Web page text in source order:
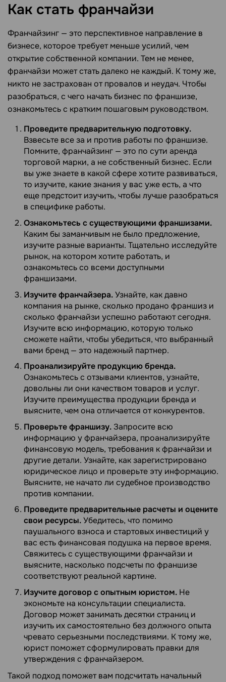
Как стать франчайзи
Франчайзинг — это перспективное направление в
бизнесе, которое требует меньше усилий, чем
открытие собственной компании. Тем не менее,
франчайзи может стать далеко не каждый. К тому же,
никто не застрахован от провалов и неудач. Чтобы
разобраться, с чего начать бизнес по франшизе,
ознакомьтесь с кратким пошаговым руководством.
Проведите предварительную подготовку.
Взвесьте все за и против работы по франшизе.
Помните, франчайзинг — это по сути аренда
торговой марки, а не собственный бизнес. Если
вы уже знаете в какой сфере хотите развиваться,
то изучите, какие знания у вас уже есть, а что
еще предстоит изучить, чтобы лучше разобраться
в специфике работы.
Ознакомьтесь с существующими франшизами.
Каким бы заманчивым не было предложение,
изучите разные варианты. Тщательно исследуйте
рынок, на котором хотите работать, и
ознакомьтесь со всеми доступными
франшизами.
Изучите франчайзера.Узнайте, как давно
компания на рынке, сколько продано франшиз и
сколько франчайзи успешно работают сегодня.
Изучите всю информацию, которую только
сможете найти, чтобы убедиться, что выбранный
вами бренд — это надежный партнер.
Проанализируйте продукцию бренда.
Ознакомьтесь с отзывами клиентов, узнайте,
довольны ли они качеством товаров и услуг.
Изучите преимущества продукции бренда и
выясните, чем она отличается от конкурентов.
Проверьте франшизу.Запросите всю
информацию у франчайзера, проанализируйте
финансовую модель, требования к франчайзи и
другие детали. Узнайте, как зарегистрировано
юридическое лицо и проверьте эту информацию.
Выясните, не начато ли судебное производство
против компании.
Проведите предварительные расчеты и оцените
свои ресурсы.Убедитесь, что помимо
паушального взноса и стартовых инвестиций у
вас есть финансовая подушка на первое время.
Свяжитесь с существующими франчайзи и
выясните, насколько подсчеты по франшизе
соответствуют реальной картине.
Изучите договор с опытным юристом. Не
экономьте на консультации специалиста.
Договор может занимать десятки страниц и
изучить их самостоятельно без должного опыта
чревато серьезными последствиями. К тому же,
юрист поможет сформулировать правки для
утверждения с франчайзером.
Такой подход поможет вам подсчитать начальный